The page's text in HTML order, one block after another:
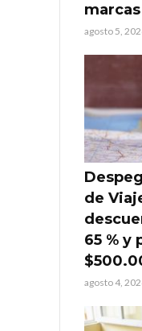
marcas
agosto 5,
de
65 % y
agosto 4,